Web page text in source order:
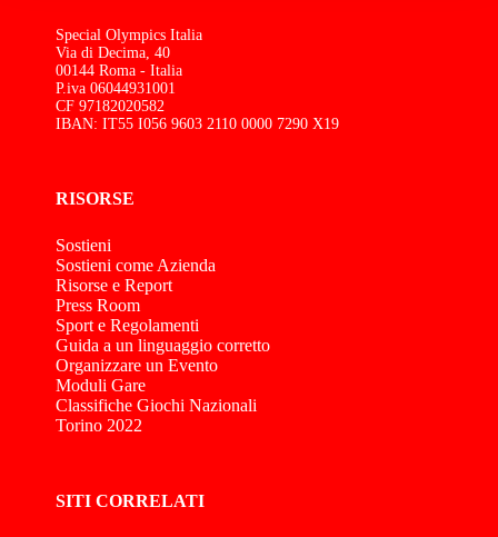
Special Olympics Italia
Via di Decima, 40
00144 Roma - Italia
P.iva 06044931001
CF 97182020582
IBAN: IT55 I056 9603 2110 0000 7290 X19
RISORSE
Sostieni
Sostieni come Azienda
Risorse e Report
Press Room
Sport e Regolamenti
Guida a un linguaggio corretto
Organizzare un Evento
Moduli Gare
Classifiche Giochi Nazionali
Torino 2022
SITI CORRELATI